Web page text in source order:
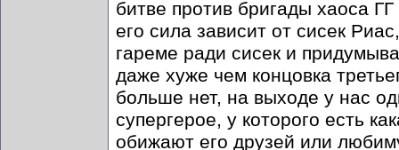
битве против бригады хаоса
его сила зависит от сисек
гареме ради сисек и
даже хуже чем концовка
больше нет, на выходе у нас
супергерое, у которого есть
обижают его друзей или